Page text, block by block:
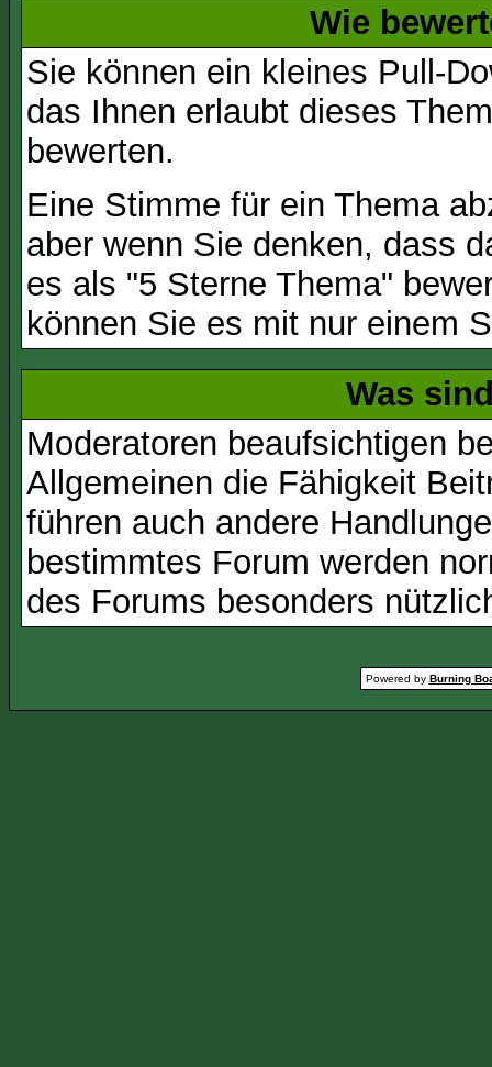
Wie
Sie können ein kleines Pull-
das Ihnen erlaubt dieses
bewerten.
Eine Stimme für ein Thema
aber wenn Sie denken, dass
es als "5 Sterne Thema"
können Sie es mit nur einem
Was
Moderatoren beaufsichtigen
Allgemeinen die Fähigkeit
führen auch andere
bestimmtes Forum werden
des Forums besonders
Powered by Burning